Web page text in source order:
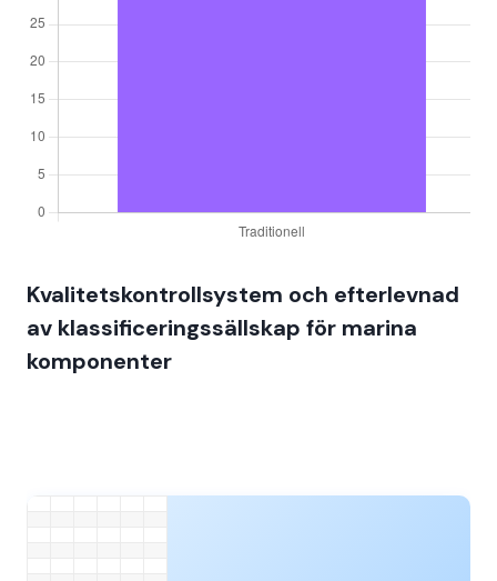
Kvalitetskontrollsystem och efterlevnad
av klassificeringssällskap för marina
komponenter